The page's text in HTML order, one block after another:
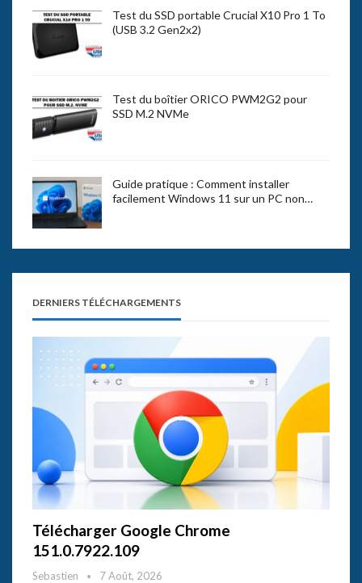
Test du SSD portable Crucial X10 Pro 1 To
(USB 3.2 Gen2x2)
Test du boîtier ORICO PWM2G2 pour
SSD M.2 NVMe
Guide pratique : Comment installer
facilement Windows 11 sur un PC non…
DERNIERS TÉLÉCHARGEMENTS
Télécharger Google Chrome
151.0.7922.109
Sebastien 7 Août, 2026